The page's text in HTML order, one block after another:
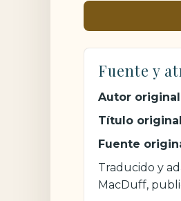
Fuente y
Autor
Título
Fuente
Traducido y
MacDuff,